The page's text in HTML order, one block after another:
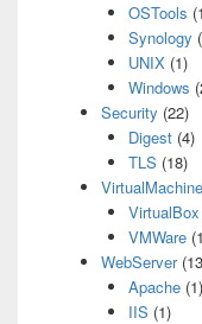
OSTools
Synology
UNIX(1)
Windows
Security (22)
Digest(4)
TLS (18)
VirtualMachine
VirtualBox
VMWare
WebServer
Apache(1)
IIS (1)